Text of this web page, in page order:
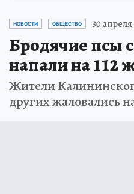
НОВОСТИ ОБЩЕСТВО 30 апреля
Бродячие псы
напали на 112
Жители
других жаловались